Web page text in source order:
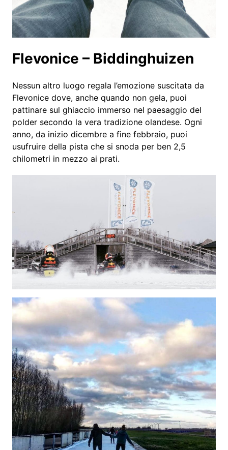
Flevonice – Biddinghuizen
Nessun altro luogo regala l’emozione suscitata da
Flevonice dove, anche quando non gela, puoi
pattinare sul ghiaccio immerso nel paesaggio del
polder secondo la vera tradizione olandese. Ogni
anno, da inizio dicembre a fine febbraio, puoi
usufruire della pista che si snoda per ben 2,5
chilometri in mezzo ai prati.